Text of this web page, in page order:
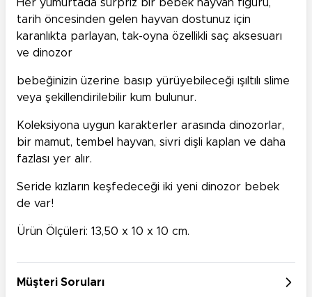
Her yumurtada sürpriz bir bebek hayvan figürü,
tarih öncesinden gelen hayvan dostunuz için
karanlıkta parlayan, tak-oyna özellikli saç aksesuarı
ve dinozor
bebeğinizin üzerine basıp yürüyebileceği ışıltılı slime
veya şekillendirilebilir kum bulunur.
Koleksiyona uygun karakterler arasında dinozorlar,
bir mamut, tembel hayvan, sivri dişli kaplan ve daha
fazlası yer alır.
Seride kızların keşfedeceği iki yeni dinozor bebek
de var!
Ürün Ölçüleri: 13,50 x 10 x 10 cm.
Müşteri Soruları